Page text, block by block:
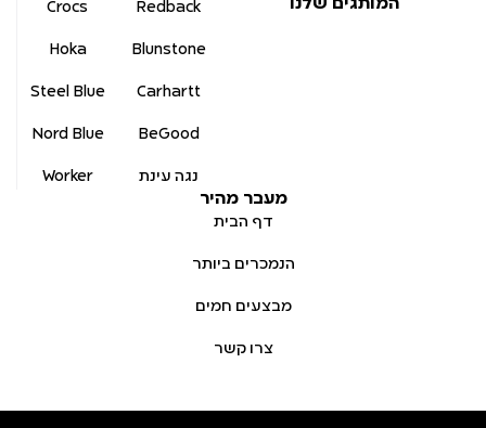
מעבר מהיר
דף הבית
הנמכרים ביותר
מבצעים חמים
צרו קשר
המותגים שלנו Redback
Blunstone
Carhartt
BeGood
נגה עינת
Crocs
Hoka
Steel Blue
Nord Blue
Worker